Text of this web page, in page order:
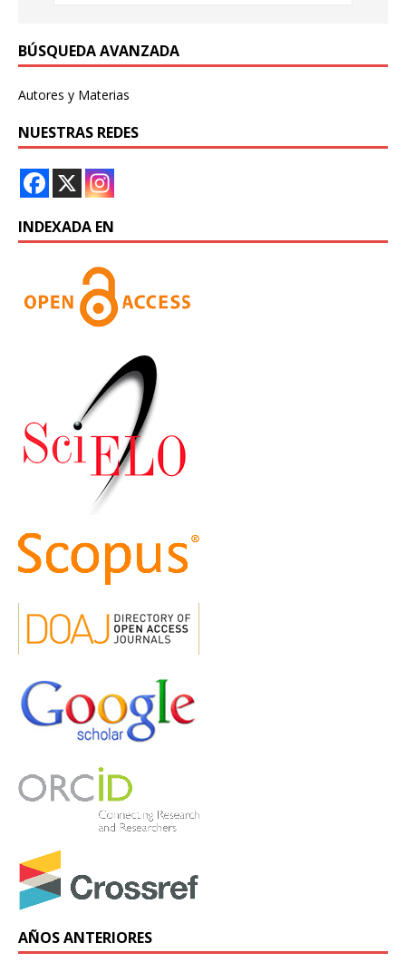
BÚSQUEDA AVANZADA
Autores y Materias
NUESTRAS REDES
INDEXADA EN
AÑOS ANTERIORES